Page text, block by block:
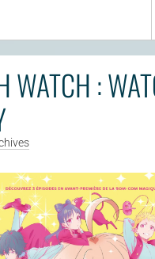
WATCH :